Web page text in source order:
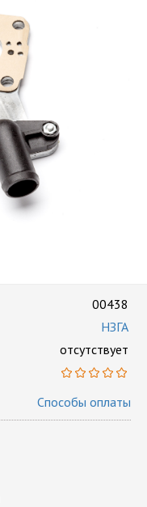
00438
НЗГА
отсутствует
Способы оплаты